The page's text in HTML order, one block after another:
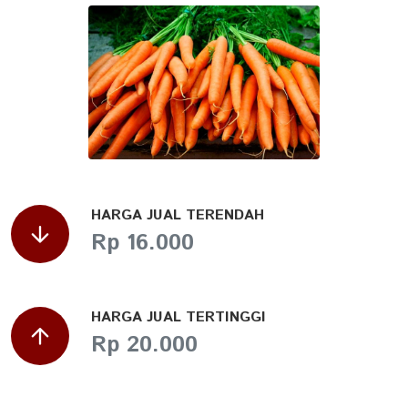
HARGA JUAL TERENDAH
Rp 16.000
HARGA JUAL TERTINGGI
Rp 20.000